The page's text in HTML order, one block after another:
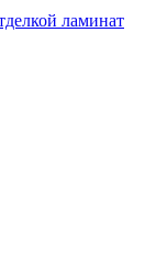
ламинат